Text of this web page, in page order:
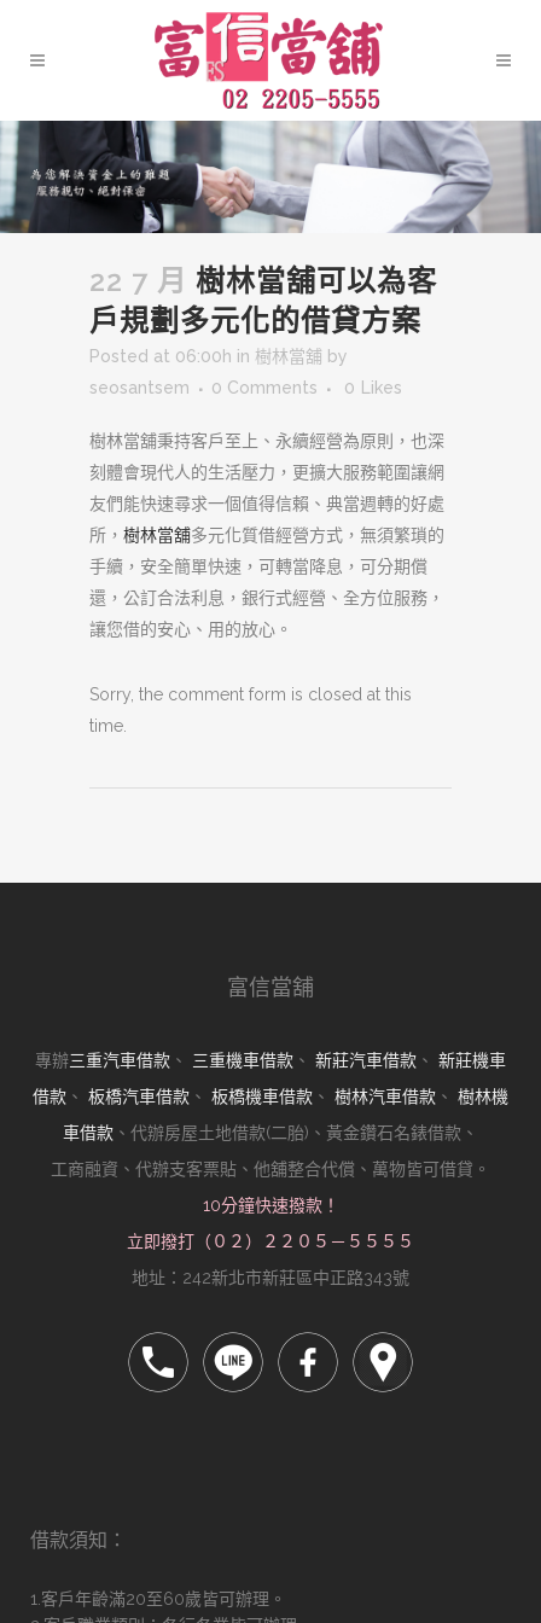
22 7 月 樹林當舖可以為客
戶規劃多元化的借貸方案
Posted at 06:00h in 樹林當舖 by
seosantsem
0 Comments 0 Likes
樹林當舖秉持客戶至上、永續經營為原則，也深
刻體會現代人的生活壓力，更擴大服務範圍讓網
友們能快速尋求一個值得信賴、典當週轉的好處
所， 樹林當舖多元化質借經營方式，無須繁瑣的
手續，安全簡單快速，可轉當降息，可分期償
還，公訂合法利息，銀行式經營、全方位服務，
讓您借的安心、用的放心。
Sorry, the comment form is closed at this
time.
富信當舖
專辦三重汽車借款 、 三重機車借款 、 新莊汽車借款 、 新莊機車
借款 、 板橋汽車借款 、 板橋機車借款 、 樹林汽車借款 、 樹林機
車借款 、代辦房屋土地借款(二胎)、黃金鑽石名錶借款、
工商融資、代辦支客票貼、他舖整合代償、萬物皆可借貸。
10分鐘快速撥款！
立即撥打（０２）２２０５－５５５５
地址：242新北市新莊區中正路343號
借款須知：
1.客戶年齡滿20至60歲皆可辦理。